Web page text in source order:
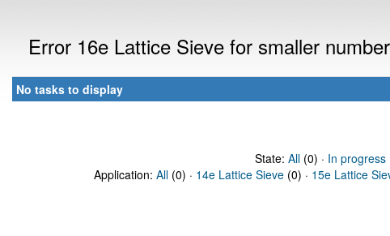
Error 16e Lattice Sieve for smaller
No tasks to display
State: All(0) · In progress
Application: All (0) · 14e Lattice Sieve (0) · 15e Lattice